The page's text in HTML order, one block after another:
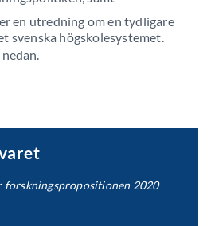
en utredning om en tydligare
svenska högskolesystemet.
forskningspropositionen 2020